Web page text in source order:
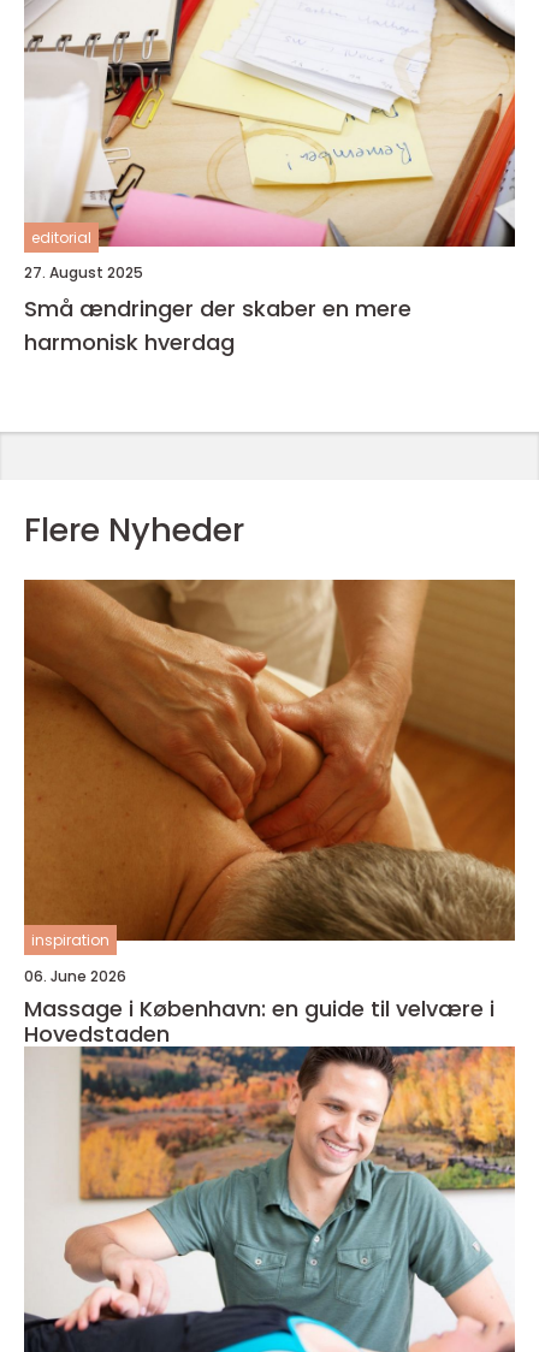
editorial
27. August 2025
Små ændringer der skaber en mere
harmonisk hverdag
Flere Nyheder
inspiration
06. June 2026
Massage i København: en guide til velvære i
Hovedstaden